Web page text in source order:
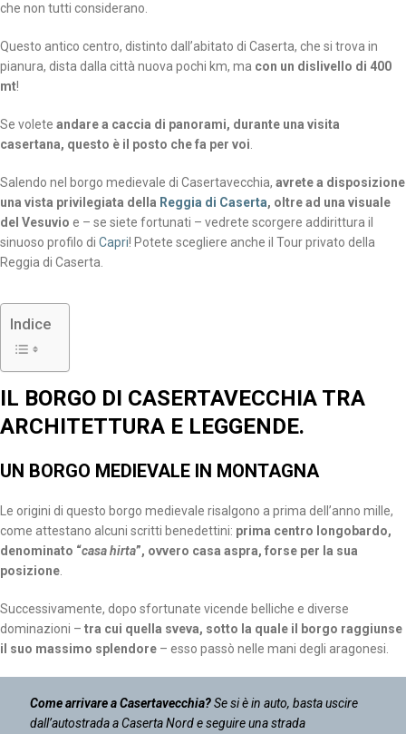
che non tutti considerano.
Questo antico centro, distinto dall’abitato di Caserta, che si trova in
pianura, dista dalla città nuova pochi km, ma con un dislivello di 400
mt!
Se volete andare a caccia di panorami, durante una visita
casertana, questo è il posto che fa per voi.
Salendo nel borgo medievale di Casertavecchia, avrete a disposizione
una vista privilegiata della Reggia di Caserta, oltre ad una visuale
del Vesuvio e – se siete fortunati – vedrete scorgere addirittura il
sinuoso profilo di Capri! Potete scegliere anche il Tour privato della
Reggia di Caserta.
Indice
IL BORGO DI CASERTAVECCHIA TRA
ARCHITETTURA E LEGGENDE.
UN BORGO MEDIEVALE IN MONTAGNA
Le origini di questo borgo medievale risalgono a prima dell’anno mille,
come attestano alcuni scritti benedettini: prima centro longobardo,
denominato “casa hirta”, ovvero casa aspra, forse per la sua
posizione.
Successivamente, dopo sfortunate vicende belliche e diverse
dominazioni – tra cui quella sveva, sotto la quale il borgo raggiunse
il suo massimo splendore – esso passò nelle mani degli aragonesi.
Come arrivare a Casertavecchia?Se si è in auto, basta uscire
dall’autostrada a Caserta Nord e seguire una strada